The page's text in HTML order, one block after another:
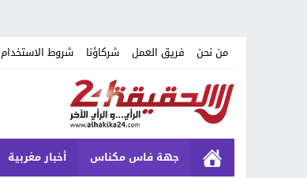
من نحن فريق العمل شركاؤنا شروط الاستخدام
جهة فاس مكناس أخبار مغربية